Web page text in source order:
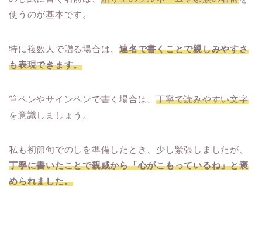
使うのが基本です。
特に複数人で贈る場合は、連名で書くことで親しみやすさ
も表現できます。
筆ペンやサインペンで書く場合は、丁寧で読みやすい文字
を意識しましょう。
私も初節句でのしを準備したとき、少し緊張しましたが、
丁寧に書いたことで親戚から「心がこもっているね」と褒
められました。